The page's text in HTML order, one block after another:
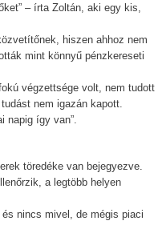
– írta Zoltán, aki egy kis,
hiszen ahhoz nem
mint könnyű pénzkereseti
végzettsége volt, nem tudott
nem igazán kapott.
napig így van”.
töredéke van bejegyezve.
a legtöbb helyen
nincs mivel, de mégis piaci